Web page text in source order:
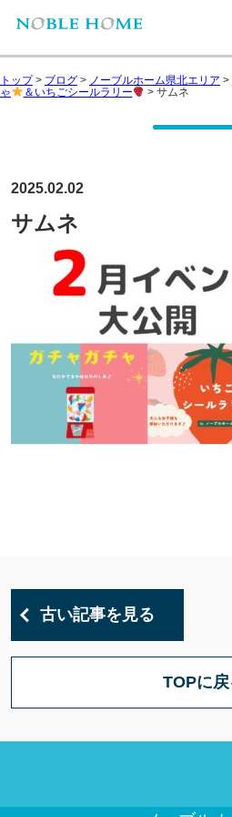
トップ> ブログ > ノーブルホーム県北エリア >
ゃ
＆いちごシールラリー >サムネ
2025.02.02
サムネ
古い記事を見る
TOPに戻